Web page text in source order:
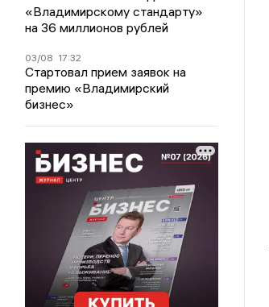
«Владимирскому стандарту»
на 36 миллионов рублей
03/08 17:32
Стартовал прием заявок на
премию «Владимирский
бизнес»